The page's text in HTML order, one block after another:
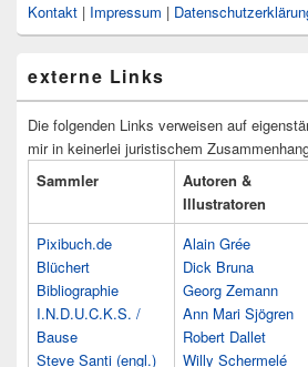
Kontakt | Impressum |
externe Links
Die folgenden Links verweisen auf
mir in keinerlei juristischem
Sammler
Autoren &
Illustratoren
Pixibuch.de
Blüchert
Bibliographie
I.N.D.U.C.K.S. /
Bause
Steve Santi (engl.)
Alain Grée
Dick Bruna
Georg Zemann
Ann Mari Sjögren
Robert Dallet
Willy Schermelé